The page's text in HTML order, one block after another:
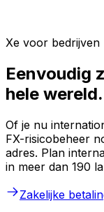
Xe voor bedrijven
Eenvoudig
hele wereld.
Of je nu
FX-risicobeheer
adres. Plan
in meer dan 190
Zakelijke